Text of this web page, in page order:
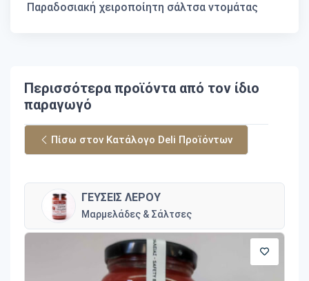
Παραδοσιακή χειροποίητη σάλτσα ντομάτας
Περισσότερα προϊόντα από τον ίδιο
παραγωγό
Πίσω στον Κατάλογο Deli Προϊόντων
ΓΕΥΣΕΙΣ ΛΕΡΟΥ
Μαρμελάδες & Σάλτσες